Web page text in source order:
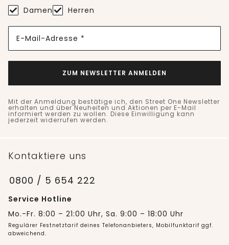
Damen Herren
E-Mail-Adresse *
ZUM NEWSLETTER ANMELDEN
Mit der Anmeldung bestätige ich, den Street One Newsletter
erhalten und über Neuheiten und Aktionen per E-Mail
informiert werden zu wollen. Diese Einwilligung kann
jederzeit widerrufen werden.
Kontaktiere uns
0800 / 5 654 222
Service Hotline
Mo.-Fr. 8:00 – 21:00 Uhr, Sa. 9:00 – 18:00 Uhr
Regulärer Festnetztarif deines Telefonanbieters, Mobilfunktarif ggf.
abweichend.